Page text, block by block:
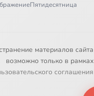
Пятидесятница
материалов сайта
возможно только в рамках
соглашения